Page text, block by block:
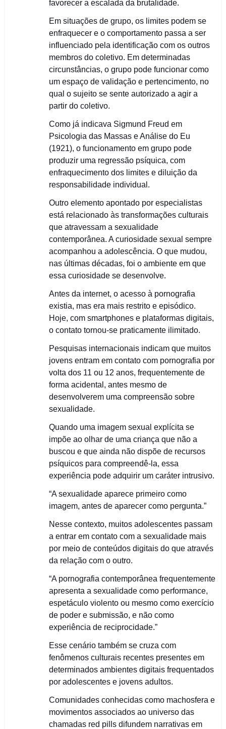
favorecer a escalada da brutalidade.
Em situações de grupo, os limites podem se
enfraquecer e o comportamento passa a ser
influenciado pela identificação com os outros
membros do coletivo. Em determinadas
circunstâncias, o grupo pode funcionar como
um espaço de validação e pertencimento, no
qual o sujeito se sente autorizado a agir a
partir do coletivo.
Como já indicava Sigmund Freud em
Psicologia das Massas e Análise do Eu
(1921), o funcionamento em grupo pode
produzir uma regressão psíquica, com
enfraquecimento dos limites e diluição da
responsabilidade individual.
Outro elemento apontado por especialistas
está relacionado às transformações culturais
que atravessam a sexualidade
contemporânea. A curiosidade sexual sempre
acompanhou a adolescência. O que mudou,
nas últimas décadas, foi o ambiente em que
essa curiosidade se desenvolve.
Antes da internet, o acesso à pornografia
existia, mas era mais restrito e episódico.
Hoje, com smartphones e plataformas digitais,
o contato tornou-se praticamente ilimitado.
Pesquisas internacionais indicam que muitos
jovens entram em contato com pornografia por
volta dos 11 ou 12 anos, frequentemente de
forma acidental, antes mesmo de
desenvolverem uma compreensão sobre
sexualidade.
Quando uma imagem sexual explícita se
impõe ao olhar de uma criança que não a
buscou e que ainda não dispõe de recursos
psíquicos para compreendê-la, essa
experiência pode adquirir um caráter intrusivo.
“A sexualidade aparece primeiro como
imagem, antes de aparecer como pergunta.”
Nesse contexto, muitos adolescentes passam
a entrar em contato com a sexualidade mais
por meio de conteúdos digitais do que através
da relação com o outro.
“A pornografia contemporânea frequentemente
apresenta a sexualidade como performance,
espetáculo violento ou mesmo como exercício
de poder e submissão, e não como
experiência de reciprocidade.”
Esse cenário também se cruza com
fenômenos culturais recentes presentes em
determinados ambientes digitais frequentados
por adolescentes e jovens adultos.
Comunidades conhecidas como machosfera e
movimentos associados ao universo das
chamadas red pills difundem narrativas em